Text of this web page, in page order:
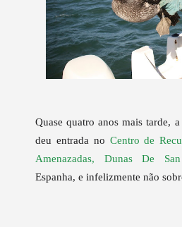
Quase quatro anos mais tarde,
deu entrada no Centro de
Amenazadas, Dunas De
Espanha, e infelizmente não